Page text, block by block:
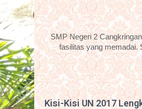
SMP Negeri 2
fasilitas yang memadai.
Kisi-Kisi UN 2017